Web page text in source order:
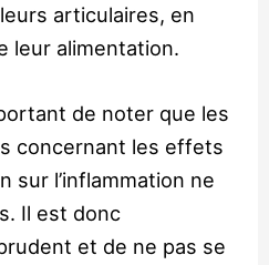
articulaires, en
leur alimentation.
de noter que les
concernant les effets
sur l’inflammation ne
Il est donc
et de ne pas se